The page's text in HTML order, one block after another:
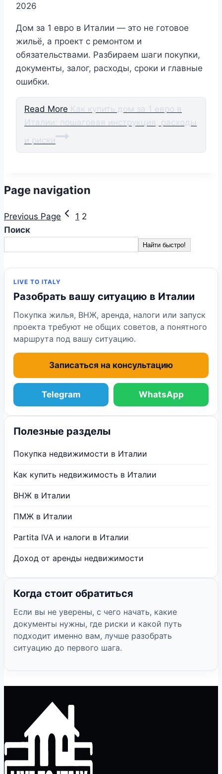
2026
Дом за 1 евро в Италии — это не готовое
жильё, а проект с ремонтом и
обязательствами. Разбираем шаги покупки,
документы, залог, расходы, сроки и главные
ошибки.
Read More Как купить дом за 1 евро в
Италии: пошаговая инструкция, расходы
и риски
Page navigation
Previous Page 1 2
Поиск
Найти быстро!
LIVE TO ITALY
Разобрать вашу ситуацию в Италии
Покупка жилья, ВНЖ, аренда, налоги или запуск
проекта требуют не общих советов, а понятного
маршрута под вашу ситуацию.
Записаться на консультацию
Telegram WhatsApp
Полезные разделы
Покупка недвижимости в Италии
Как купить недвижимость в Италии
ВНЖ в Италии
ПМЖ в Италии
Partita IVA и налоги в Италии
Доход от аренды недвижимости
Когда стоит обратиться
Если вы не уверены, с чего начать, какие
документы нужны, где риски и какой путь
подходит именно вам, лучше разобрать
ситуацию до первого шага.